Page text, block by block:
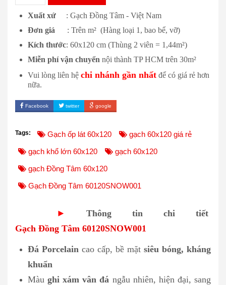
Xuất xứ
: Gạch Đồng Tâm - Việt Nam
Đơn giá : Trên m² (Hàng loại 1, bao bể, vỡ)
Kích thước: 60x120 cm (Thùng 2 viên = 1,44m²)
Miễn phí vận chuyển nội thành TP HCM trên 30m²
Vui lòng liên hệ chi nhánh gần nhất để có giá rẻ hơn
nữa.
Facebook twitter google
Tags: Gạch ốp lát 60x120
gạch 60x120 giá rẻ
gạch khổ lớn 60x120
gạch 60x120
gạch Đồng Tâm 60x120
Gạch Đồng Tâm 60120SNOW001
► Thông tin chi tiết
Gạch Đồng Tâm 60120SNOW001
Đá Porcelain cao cấp, bề mặt siêu bóng, kháng
khuẩn
Màughi xám vân đá ngẫu nhiên, hiện đại, sang